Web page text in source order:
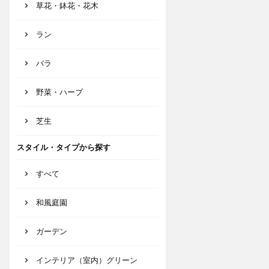
草花・鉢花・花木
ラン
バラ
野菜・ハーブ
芝生
スタイル・タイプから探す
すべて
和風庭園
ガーデン
インテリア（室内）グリーン